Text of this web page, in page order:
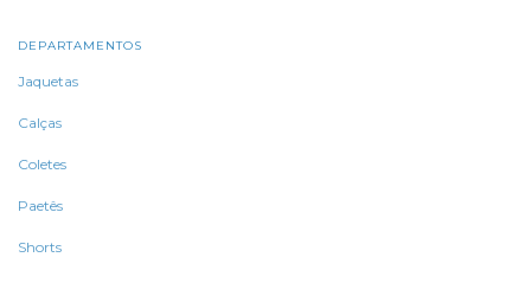
DEPARTAMENTOS
Jaquetas
Calças
Coletes
Paetês
Shorts